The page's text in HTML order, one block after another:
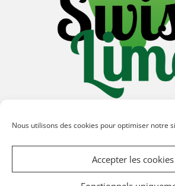
Nous utilisons des cookies pour optimiser notre
Accepter les cookies
©2026 Swiss Lime